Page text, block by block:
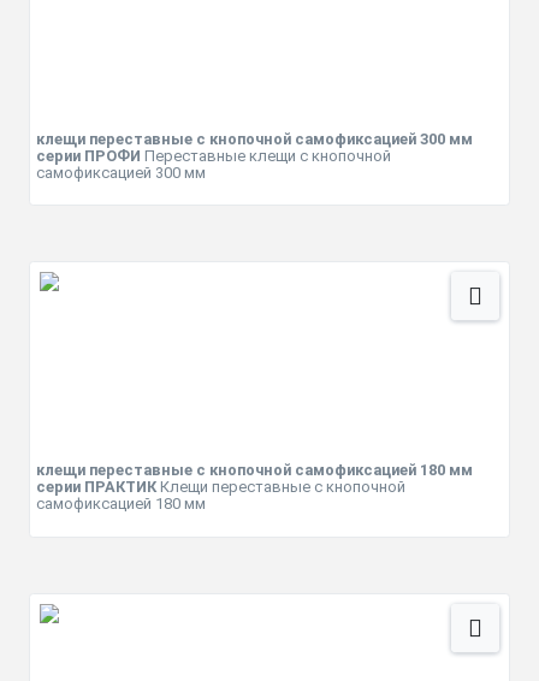
клещи переставные с кнопочной самофиксацией 300 мм
серии ПРОФИ Переставные клещи с кнопочной
самофиксацией 300 мм
клещи переставные с кнопочной самофиксацией 180 мм
серии ПРАКТИККлещи переставные с кнопочной
самофиксацией 180 мм